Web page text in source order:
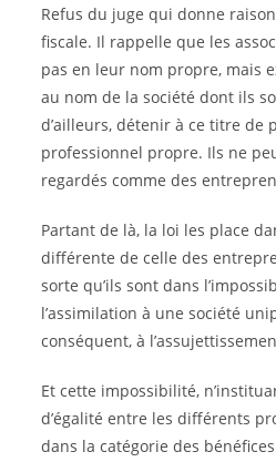
Refus du juge qui donne
fiscale. Il rappelle que les
pas en leur nom propre, mais
au nom de la société dont ils
d’ailleurs, détenir à ce titre de
professionnel propre. Ils ne
regardés comme des
Partant de là, la loi les place
différente de celle des
sorte qu’ils sont dans
l’assimilation à une société
conséquent, à
Et cette impossibilité,
d’égalité entre les différents
dans la catégorie des